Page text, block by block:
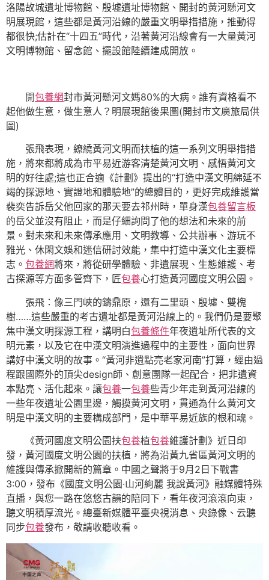
洛陽故城遺址博物館、殷墟遺址博物館、開封的黃河懸河文
明展現館，這些都是黃河沿線的嚴重文明舉措措施，推動得
都很快;估計在“十四五”時代，沿著黃河沿線會有一大量黃河
文明博物館、留念館、擺設館陸續建成開放。
開包養網封市黃河懸河文媽80%的大病。誰有資格看不
起他做生意，做生意人？明展現館後果圖(開封市文廣旅局供
圖)
張飛表現，繚繞黃河文明而扶植的這一系列文明舉措措
施，將來都將成為市平易近游客清楚黃河文明、感悟黃河文
明的好往處;這也正合適《計劃》提出的“打造中漢文明綿延不
竭的探源地、實證地和體驗地”的總體目的，更好完成維護當
裴奕告訴岳父他回家的那天要去祁州時，單身漢包養留言板
的岳父並沒有阻止，而是仔細詢問了他的想法和未來的前
景。對未來和未來傳承應用、文明教導、公共辦事、游玩不
雅光、休閑文娛和迷信研討效能，集中打造中漢文化主要標
志。 包養網將來，將從研學體驗、非遺展現、生態維護、考
古探源等方面多管齊下，匠包養心打造黃河國度文明公園。
張飛：像三門峽的鑄鼎原，還有二里頭、殷墟、雙槐
樹……這些嚴重的考古遺址都是黃河沿線上的。我們仍是要聚
焦中漢文明探源工程，講明白包養條件年夜遺址所代表的文
明元素，以及它在中漢文明演進過程中的主要性，面向世界
講好中漢文明的故事。“黃河非遺點亮老家河南”打算，經由過
程跟國際外的頂尖design師、創意團隊一起配合，把非遺資
本點亮、活化起來。讓包養一包養些青少年走到黃河沿線的
一些年夜遺址公園里邊，觸摸黃河文明，貫通為什么黃河文
明是中漢文明的主要構成部門，是中華平易近族的根和魂。
《黃河國度文明公園扶包養植包養維護計劃》近日印
發，黃河國度文明公園的扶植，將為沿黃九省區黃河文明的
維護與傳承掀開新的篇章。中國之聲將于9月2日下戰書
3:00，發布《國度文明公園·山河絢麗 我說黃河》融媒體特殊
直播，與您一路在悠悠古韻的陪同下，看年夜河滾滾向東，
聽文明積厚流光。總臺新媒體平臺央視消息、央錄像、云聽
同步包養發布，敬請收聽收看。